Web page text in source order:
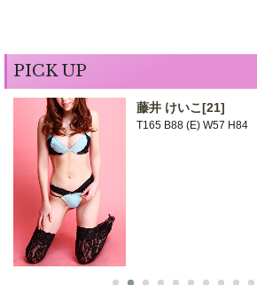
PICK UP
藤井 けいこ[21]
T165 B88 (E) W57 H84